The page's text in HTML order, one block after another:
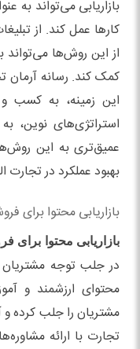
بازاریابی می‌تواند
کارها عمل کند. از
از این روش‌ها
کمک کند. رسانه آرمان
این زمینه، به کسب
استراتژی‌های نوین،
عمیق‌تری به این
بهبود عملکرد در تجارت
بازاریابی محتوا برای
بازاریابی محتوا برای
در جلب توجه مشتریان
محتوای ارزشمند و
مشتریان را جلب کرده و
تجارت با ارائه